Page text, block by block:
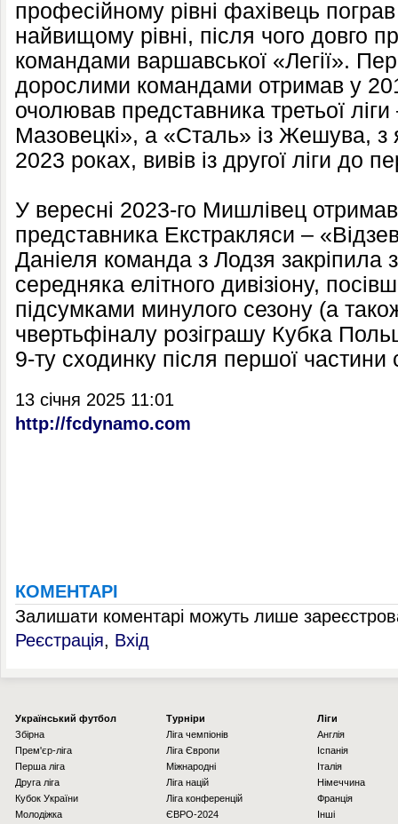
професійному рівні фахівець
найвищому рівні, після чого довго
командами варшавської «Легії».
дорослими командами отримав у
очолював представника третьої
Мазовецкі», а «Сталь» із Жешува,
2023 роках, вивів із другої ліги до
У вересні 2023-го Мишлівец
представника Екстракляси –
Даніеля команда з Лодзя закріпила
середняка елітного дивізіону,
підсумками минулого сезону (а
чвертьфіналу розіграшу Кубка
9-ту сходинку після першої
13 січня 2025 11:01
http://fcdynamo.com
КОМЕНТАРІ
Залишати коментарі можуть лише
Реєстрація, Вхід
Українcький футбол
Збірна
Прем'єр-ліга
Перша ліга
Друга ліга
Кубок України
Молодіжка
Турніри
Ліга чемпіонів
Ліга Європи
Міжнародні
Ліга націй
Ліга конференцій
ЄВРО-2024
Ліги
Англія
Іспанія
Італія
Німеччина
Франція
Інші